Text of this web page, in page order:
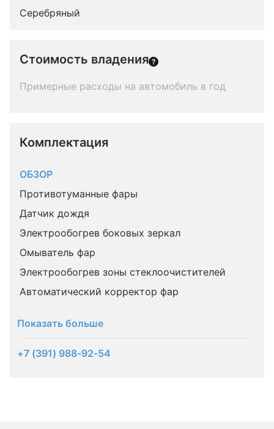
Серебряный
Стоимость владения
Примерные расходы на автомобиль в год
Комплектация
ОБЗОР
Противотуманные фары
Датчик дождя
Электрообогрев боковых зеркал
Омыватель фар
Электрообогрев зоны стеклоочистителей
Автоматический корректор фар
Показать больше
+7 (391) 988-92-54